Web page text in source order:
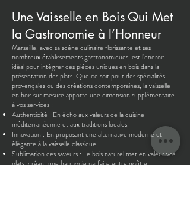
Une Vaisselle en Bois Qui Met
la Gastronomie à l’Honneur
Marseille, avec sa scène culinaire florissante et ses
nombreux établissements gastronomiques, est l’endroit
idéal pour intégrer des pièces uniques en bois dans la
présentation des plats. Que ce soit pour des spécialités
provençales ou des créations contemporaines, la vaisselle
en bois sur mesure apporte une dimension supplémentaire
à vos services :
Authenticité : En écho aux valeurs de la cuisine
méditerranéenne et aux traditions locales.
Innovation : En proposant une alternative moderne et
élégante à la vaisselle classique.
Sublimation des saveurs : Le bois naturel met en valeur vos
plats, créant une harmonie parfaite entre goût et